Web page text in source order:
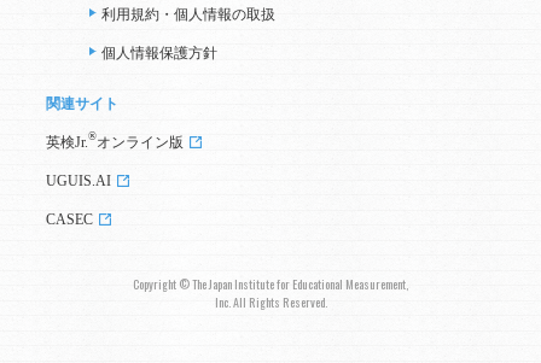
利用規約・個人情報の取扱
個人情報保護方針
関連サイト
英検Jr. ®オンライン版
UGUIS.AI
CASEC
Copyright © The Japan Institute for Educational Measurement,
Inc. All Rights Reserved.